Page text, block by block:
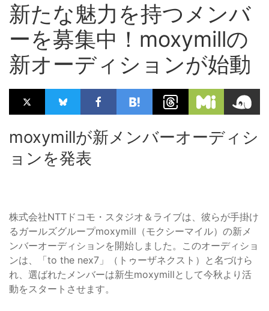
新たな魅力を持つメンバ
ーを募集中！moxymillの
新オーディションが始動
moxymillが新メンバーオーディシ
ョンを発表
株式会社NTTドコモ・スタジオ＆ライブは、彼らが手掛け
るガールズグループmoxymill（モクシーマイル）の新メ
ンバーオーディションを開始しました。このオーディショ
ンは、「to the nex7」（トゥーザネクスト）と名づけら
れ、選ばれたメンバーは新生moxymillとして今秋より活
動をスタートさせます。